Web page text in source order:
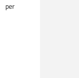
per